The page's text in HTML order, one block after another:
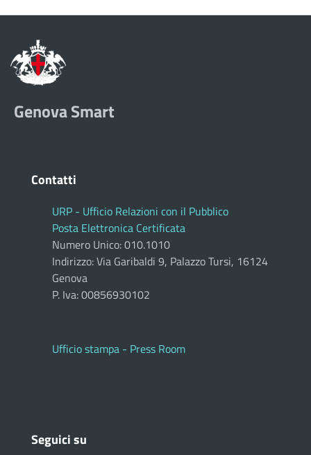
Genova Smart
Contatti
URP - Ufficio Relazioni con il Pubblico
Posta Elettronica Certificata
Numero Unico: 010.1010
Indirizzo: Via Garibaldi 9, Palazzo Tursi, 16124
Genova
P. Iva: 00856930102
Ufficio stampa - Press Room
Seguici su